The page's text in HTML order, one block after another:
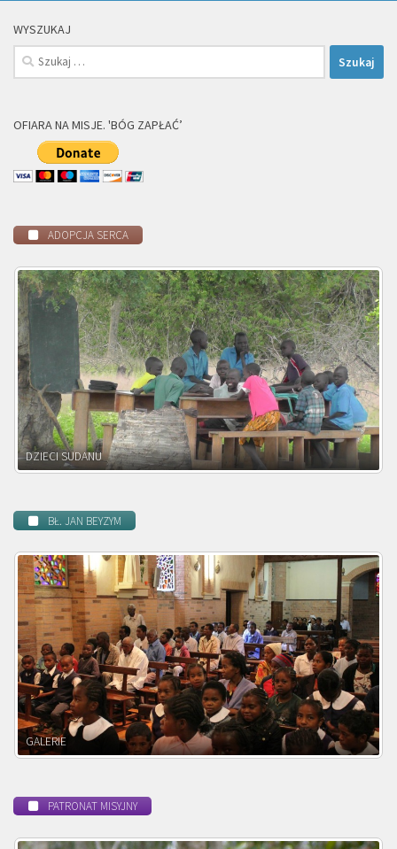
WYSZUKAJ
Szukaj:
OFIARA NA MISJE. 'BÓG ZAPŁAĆ’
ADOPCJA SERCA
DZIECI ZAMBII
BŁ. JAN BEYZYM
POWOŁANIE MISYJNE
PATRONAT MISYJNY